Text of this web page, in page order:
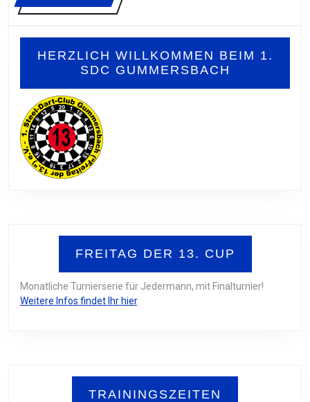
MORE
HERZLICH WILLKOMMEN BEIM 1.
SDC GUMMERSBACH
FREITAG DER 13. CUP
Monatliche Turnierserie für Jedermann, mit Finalturnier!
Weitere Infos findet Ihr hier.
TRAININGSZEITEN